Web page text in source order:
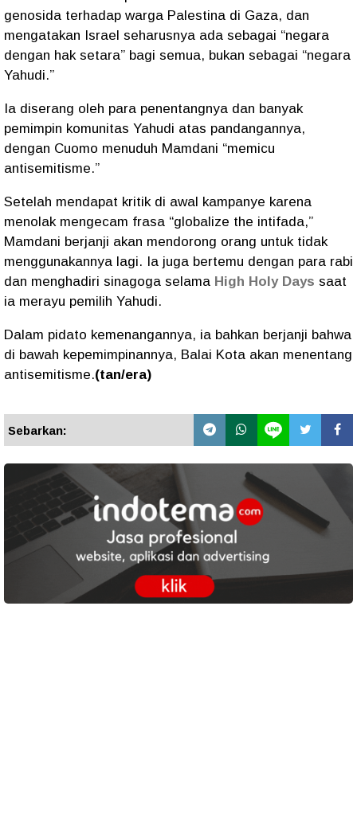
genosida terhadap warga Palestina di Gaza, dan
mengatakan Israel seharusnya ada sebagai “negara
dengan hak setara” bagi semua, bukan sebagai “negara
Yahudi.”
Ia diserang oleh para penentangnya dan banyak
pemimpin komunitas Yahudi atas pandangannya,
dengan Cuomo menuduh Mamdani “memicu
antisemitisme.”
Setelah mendapat kritik di awal kampanye karena
menolak mengecam frasa “globalize the intifada,”
Mamdani berjanji akan mendorong orang untuk tidak
menggunakannya lagi. Ia juga bertemu dengan para rabi
dan menghadiri sinagoga selama High Holy Days saat
ia merayu pemilih Yahudi.
Dalam pidato kemenangannya, ia bahkan berjanji bahwa
di bawah kepemimpinannya, Balai Kota akan menentang
antisemitisme.(tan/era)
Sebarkan: